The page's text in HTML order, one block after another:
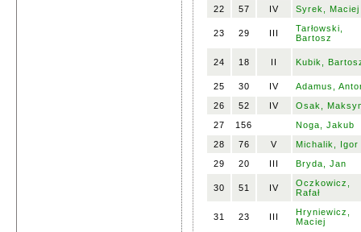
22
57 IV Syrek, Maciej
23 29 III
Tarłowski,
Bartosz
24 18 II Kubik,
25 30 IV
Adamus,
26
52 IV
Osak,
27
156
Noga, Jakub
28
76 V
Michalik, Igor
29
20 III Bryda, Jan
30 51 IV
Oczkowicz,
Rafał
31 23 III
Hryniewicz,
Maciej